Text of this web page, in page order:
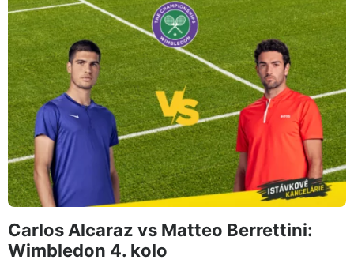
Carlos Alcaraz vs Matteo Berrettini:
Wimbledon 4. kolo